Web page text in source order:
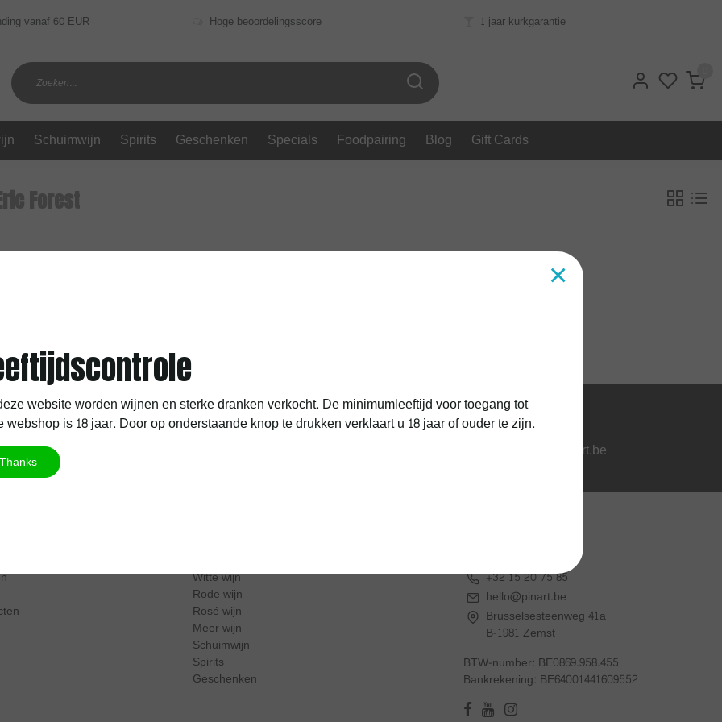
vanaf 60 EUR Hoge beoordelingsscore 1 jaar kurkgarantie
Schuimwijn Spirits Geschenken Specials Foodpairing Blog Gift Cards
Forest
gevonden!
vanaf 60 EUR
Mijn account
Vragen?
hello@pinart.be
Witte wijn
Rode wijn
Rosé wijn
Meer wijn
Schuimwijn
Spirits
Geschenken
+32 15 20 75 85
hello@pinart.be
Brusselsesteenweg 41a
B-1981 Zemst
BTW-number: BE0869.958.455
Bankrekening: BE64001441609552
×
website worden wijnen en sterke dranken verkocht. De minimumleeftijd voor toegang tot
webshop is 18 jaar. Door op onderstaande knop te drukken verklaart u 18 jaar of ouder te zijn.
Thanks